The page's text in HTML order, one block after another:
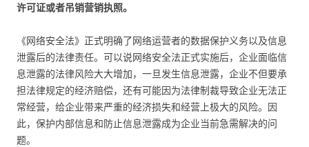
许可证或者吊销营销执照。
《网络安全法》正式明确了网络运营者的数据保护义务以及信息
泄露后的法律责任。可以说网络安全法正式实施后，企业面临信
息泄露的法律风险大大增加，一旦发生信息泄露，企业不但要承
担法律规定的经济赔偿，还有可能因为法律制裁导致企业无法正
常经营，给企业带来严重的经济损失和经营上极大的风险。因
此，保护内部信息和防止信息泄露成为企业当前急需解决的问
题。